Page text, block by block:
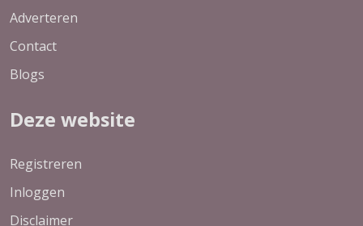
Adverteren
Contact
Blogs
Deze website
Registreren
Inloggen
Disclaimer